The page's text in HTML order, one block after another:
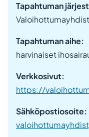
Tapahtuman
Tapahtuman aihe:
harvinaiset
Verkkosivut:
https://
Sähköpostiosoite: